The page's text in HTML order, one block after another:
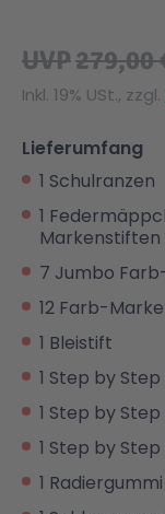
UVP279,00
Inkl. 19% USt., zzgl.
Lieferumfang
1 Schulranzen
1
Markenstiften
7 Jumbo
12 Farb-
1 Bleistift
1 Step by Step
1 Step by
1 Step by
1 Radiergummi